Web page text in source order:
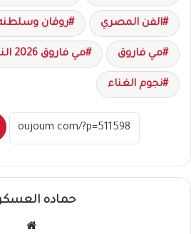
الفن المصري روقان
مي فاروق مي فاروق 2026 النسخة المختصرة
نجوم الغناء
حماده